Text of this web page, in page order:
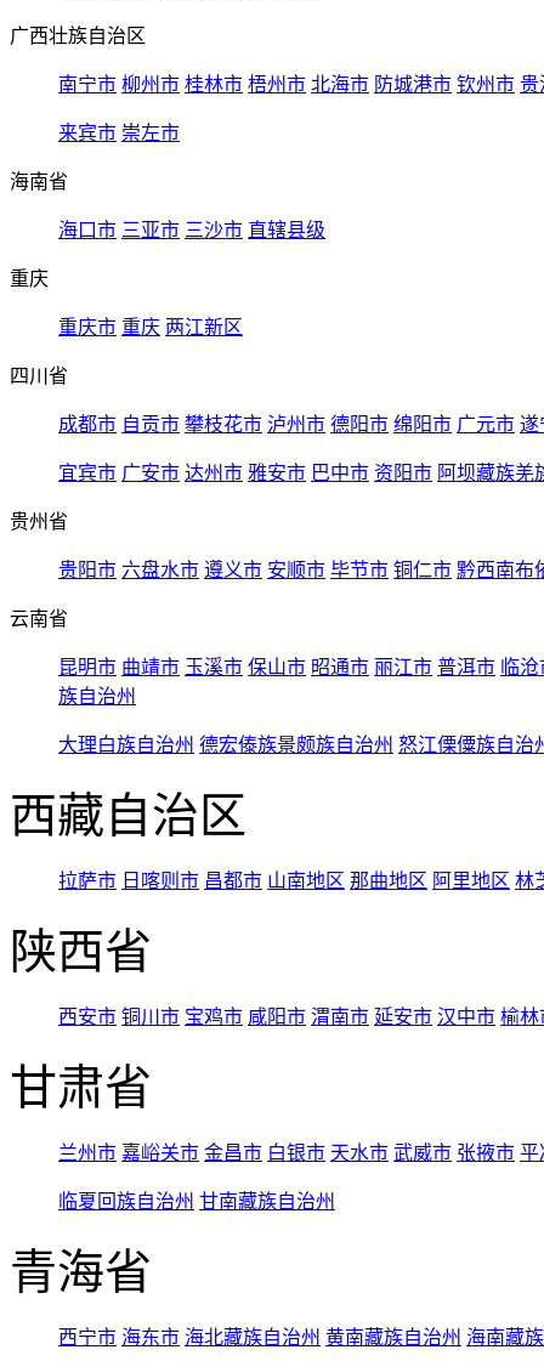
广西壮族自治区
南宁市 柳州市 桂林市 梧州市 北海市 防城港市 钦州市 贵
来宾市 崇左市
海南省
海口市 三亚市 三沙市 直辖县级
重庆
重庆市 重庆 两江新区
四川省
成都市 自贡市 攀枝花市 泸州市 德阳市 绵阳市 广元市 遂
宜宾市 广安市 达州市 雅安市 巴中市 资阳市 阿坝藏族羌
贵州省
贵阳市 六盘水市 遵义市 安顺市 毕节市 铜仁市 黔西南布
云南省
昆明市 曲靖市 玉溪市 保山市 昭通市 丽江市 普洱市 临
族自治州
大理白族自治州 德宏傣族景颇族自治州 怒江傈僳族自治
西藏自治区
拉萨市 日喀则市 昌都市 山南地区 那曲地区 阿里地区 林
陕西省
西安市 铜川市 宝鸡市 咸阳市 渭南市 延安市 汉中市 榆林
甘肃省
兰州市 嘉峪关市 金昌市 白银市 天水市 武威市 张掖市 平
临夏回族自治州 甘南藏族自治州
青海省
西宁市 海东市 海北藏族自治州 黄南藏族自治州 海南藏